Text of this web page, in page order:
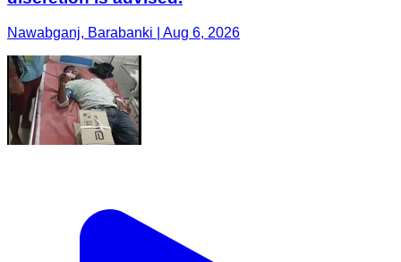
Nawabganj, Barabanki | Aug 6, 2026